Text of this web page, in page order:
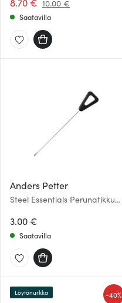
10.00 €
Saatavilla
Anders Petter
Steel Essentials Perunatikku
3.00 €
Saatavilla
-40%
Löytönurkka